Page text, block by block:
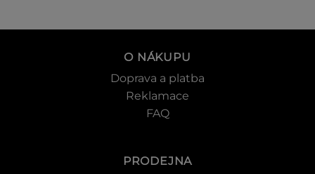
O NÁKUPU
Doprava a platba
Reklamace
FAQ
PRODEJNA